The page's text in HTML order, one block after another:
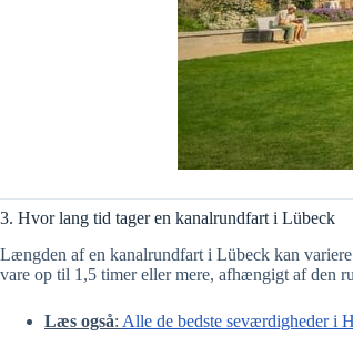
3. Hvor lang tid tager en kanalrundfart i Lübeck
Længden af en kanalrundfart i Lübeck kan
vare op til 1,5 timer eller mere, afhængigt af den
Læs også: Alle de bedste seværdigheder i